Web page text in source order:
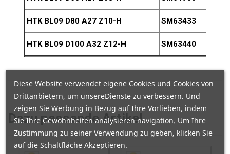
HTK BL09 D80 A27 Z10-H SM63433
HTK BL09 D100 A32 Z12-H SM63440
Dazupassende Artikel
Diese Website verwendet eigene Cookies und Cookies von
Drittanbietern, um unsereDienste zu verbessern. Und
zeigen Sie Werbung in Bezug auf Ihre Vorlieben, indem
Sie Ihre Gewohnheiten analysieren navigation. Um Ihre
Zustimmung zu seiner Verwendung zu geben, klicken Sie
auf die Schaltfläche Akzeptieren.